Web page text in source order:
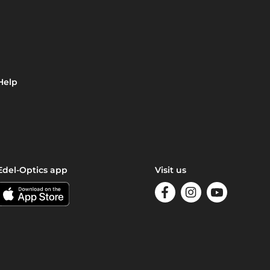
Optics app Visit us